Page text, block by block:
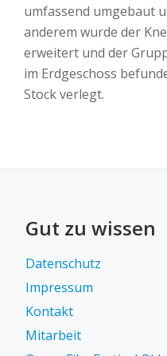
umfassend umgebaut
anderem wurde der
erweitert und der
im Erdgeschoss
Stock verlegt.
Gut zu wissen
Datenschutz
Impressum
Kontakt
Mitarbeit